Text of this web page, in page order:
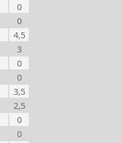
0
0
4,5
3
0
0
3,5
2,5
0
0